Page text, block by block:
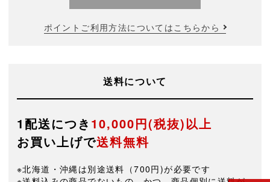
ポイントご利用方法についてはこちらから
送料について
1配送につき 10,000円(税抜)以上
お買い上げで送料無料
※北海道・沖縄は別途送料（700円)が必要です